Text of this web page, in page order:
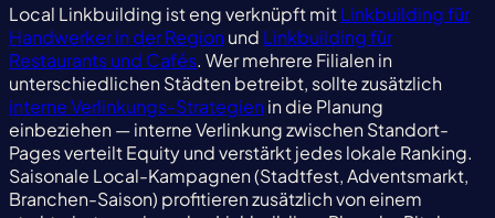
Local Linkbuilding ist eng verknüpft mitLinkbuilding für
Handwerker in der Region und Linkbuilding für
Restaurants und Cafés. Wer mehrere Filialen in
unterschiedlichen Städten betreibt, sollte zusätzlich
interne Verlinkungs-Strategien in die Planung
einbeziehen — interne Verlinkung zwischen Standort-
Pages verteilt Equity und verstärkt jedes lokale Ranking.
Saisonale Local-Kampagnen (Stadtfest, Adventsmarkt,
Branchen-Saison) profitieren zusätzlich von einem